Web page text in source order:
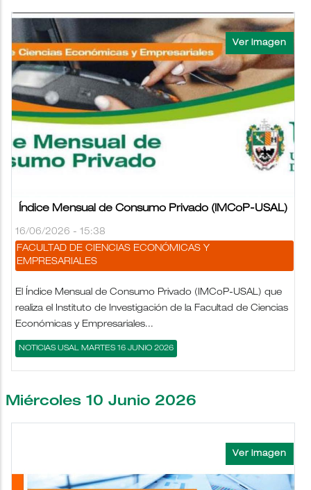
Índice Mensual de Consumo Privado (IMCoP-USAL)
16/06/2026 - 15:38
FACULTAD DE CIENCIAS ECONÓMICAS Y
EMPRESARIALES
El Índice Mensual de Consumo Privado (IMCoP-USAL) que
realiza el Instituto de Investigación de la Facultad de Ciencias
Económicas y Empresariales...
NOTICIAS USAL MARTES 16 JUNIO 2026
Miércoles 10 Junio 2026